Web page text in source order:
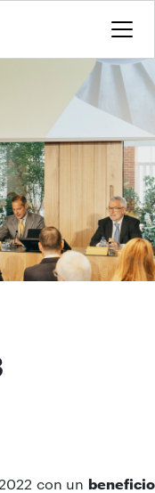
con un beneficio